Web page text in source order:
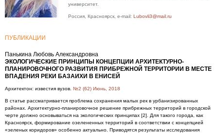
университет.
Россия, Красноярск, e-mail: Lubovli3@mail.ru
ПУБЛИКАЦИИ
Панькина Любовь Александровна
ЭКОЛОГИЧЕСКИЕ ПРИНЦИПЫ КОНЦЕПЦИИ АРХИТЕКТУРНО-
ПЛАНИРОВОЧНОГО РАЗВИТИЯ ПРИБРЕЖНОЙ ТЕРРИТОРИИ В МЕСТЕ
ВПАДЕНИЯ РЕКИ БАЗАИХИ В ЕНИСЕЙ
Архитектон: известия вузов. №2 (62) Июнь, 2018
В статье рассматривается проблема сохранения малых рек в урбанизированных
районах. Архитектурно-планировочное решение прибрежных территорий в городской
черте должно основываться на экологических принципах [2]. Для такого города, как
Красноярск, формирование озелененных территорий в соответствии с концепцией
«зеленых коридоров» особенно актуально. Приводятся результаты исследования